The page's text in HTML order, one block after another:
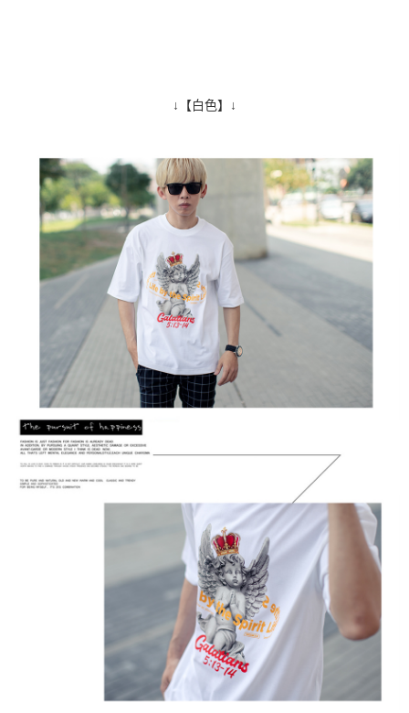
↓【白色】↓